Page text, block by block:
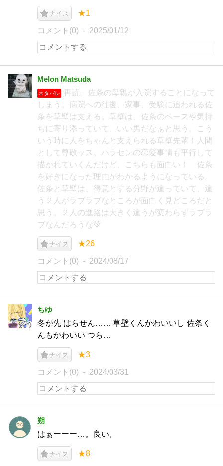
ナイス ★1
コメント(0) 2025/01/12
Melon Matsuda
ネタバレ
再読。佐条の母親が入院することになって
しまう。病院への往復、家事、受験に追われる佐
条を草壁は支える。草壁は、佐条のペースや気持
ちに寄り添っていて、いい男だなぁと思う。こう
いう時に人をちゃんと支えられる草壁先輩！人間
として尊敬ッス。ハラセンの恋愛事情も平行して
描かれていくんだけど、こちらも面白い！ 佐条
を好きになった理由がわかるようになっている。
佐条と草壁は、得意とする分野が違っていて、違
う２人がラブラブなところが面白く見どころだと
思う。２人の進路は大きく違うが変わらずラブラ
ブなんだろうな💚
ナイス ★26
コメント(0) 2024/08/17
ちゆ
冬が先 はらせん…… 草壁くんかわいいし 佐条く
んもかわいい つら…
ナイス ★3
コメント(0) 2024/03/31
朔
はぁーーー…。良い。
ナイス ★8